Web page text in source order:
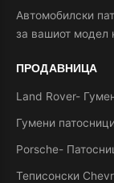
Автомобилски
за вашиот модел
ПРОДАВНИЦА
Land Rover-
Гумени
Porsche-
Теписонски